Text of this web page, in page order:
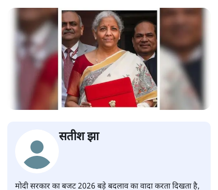
सतीश झा
मोदी सरकार का बजट 2026 बड़े बदलाव का वादा करता दिखता है,